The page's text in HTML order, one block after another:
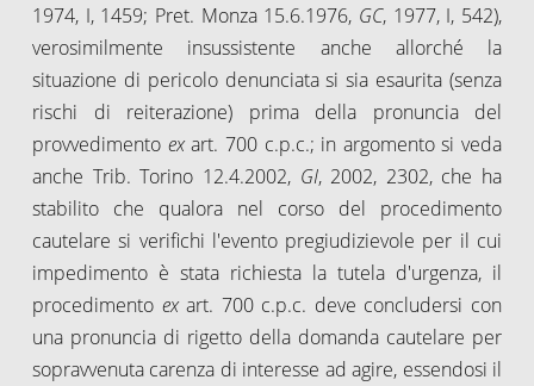
1974, I, 1459; Pret. Monza 15.6.1976, GC, 1977, I, 542),
verosimilmente insussistente anche allorché la
situazione di pericolo denunciata si sia esaurita (senza
rischi di reiterazione) prima della pronuncia del
provvedimento exart. 700 c.p.c.; in argomento si veda
anche Trib. Torino 12.4.2002, GI, 2002, 2302, che ha
stabilito che qualora nel corso del procedimento
cautelare si verifichi l'evento pregiudizievole per il cui
impedimento è stata richiesta la tutela d'urgenza, il
procedimento exart. 700 c.p.c. deve concludersi con
una pronuncia di rigetto della domanda cautelare per
sopravvenuta carenza di interesse ad agire, essendosi il